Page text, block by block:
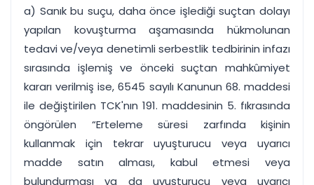
a) Sanık bu suçu, daha önce işlediği suçtan dolayı
yapılan kovuşturma aşamasında hükmolunan
tedavi ve/veya denetimli serbestlik tedbirinin infazı
sırasında işlemiş ve önceki suçtan mahkûmiyet
kararı verilmiş ise, 6545 sayılı Kanunun 68. maddesi
ile değiştirilen TCK'nın 191. maddesinin 5. fıkrasında
öngörülen “Erteleme süresi zarfında kişinin
kullanmak için tekrar uyuşturucu veya uyarıcı
madde satın alması, kabul etmesi veya
bulundurması ya da uyuşturucu veya uyarıcı